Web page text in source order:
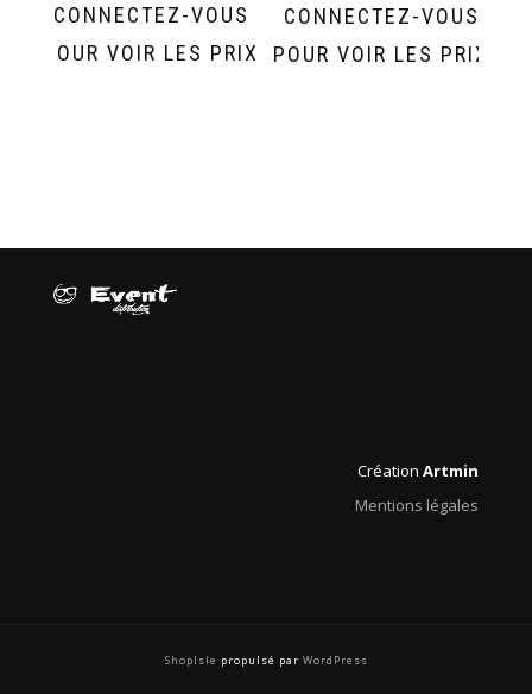
CONNECTEZ-VOUS
POUR VOIR LES PRIX
CONNECTEZ-VOUS
POUR VOIR LES PRIX
Création Artmin
Mentions légales
ShopIsle propulsé par WordPress